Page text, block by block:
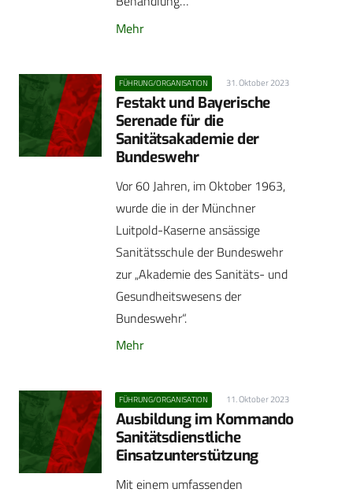
Mehr
FÜHRUNG/ORGANISATION 31. Oktober 2023
Festakt und Bayerische
Serenade für die
Sanitätsakademie der
Bundeswehr
Vor 60 Jahren, im Oktober 1963,
wurde die in der Münchner
Luitpold-Kaserne ansässige
Sanitätsschule der Bundeswehr
zur „Akademie des Sanitäts- und
Gesundheitswesens der
Bundeswehr“.
Mehr
FÜHRUNG/ORGANISATION 11. Oktober 2023
Ausbildung im Kommando
Sanitätsdienstliche
Einsatzunterstützung
Mit einem umfassenden